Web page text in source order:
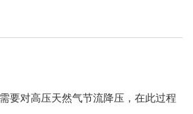
要对高压天然气节流降压，在此过程